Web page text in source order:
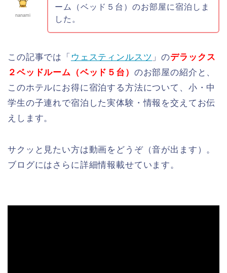
nanami
ーム（ベッド５台）のお部屋に宿泊しま
した。
この記事では「 ウェスティンルスツ 」のデラックス
２ベッドルーム（ベッド５台） のお部屋の紹介と、
このホテルにお得に宿泊する方法について、小・中
学生の子連れで宿泊した実体験・情報を交えてお伝
えします。
サクッと見たい方は動画をどうぞ（音が出ます）。
ブログにはさらに詳細情報載せています。